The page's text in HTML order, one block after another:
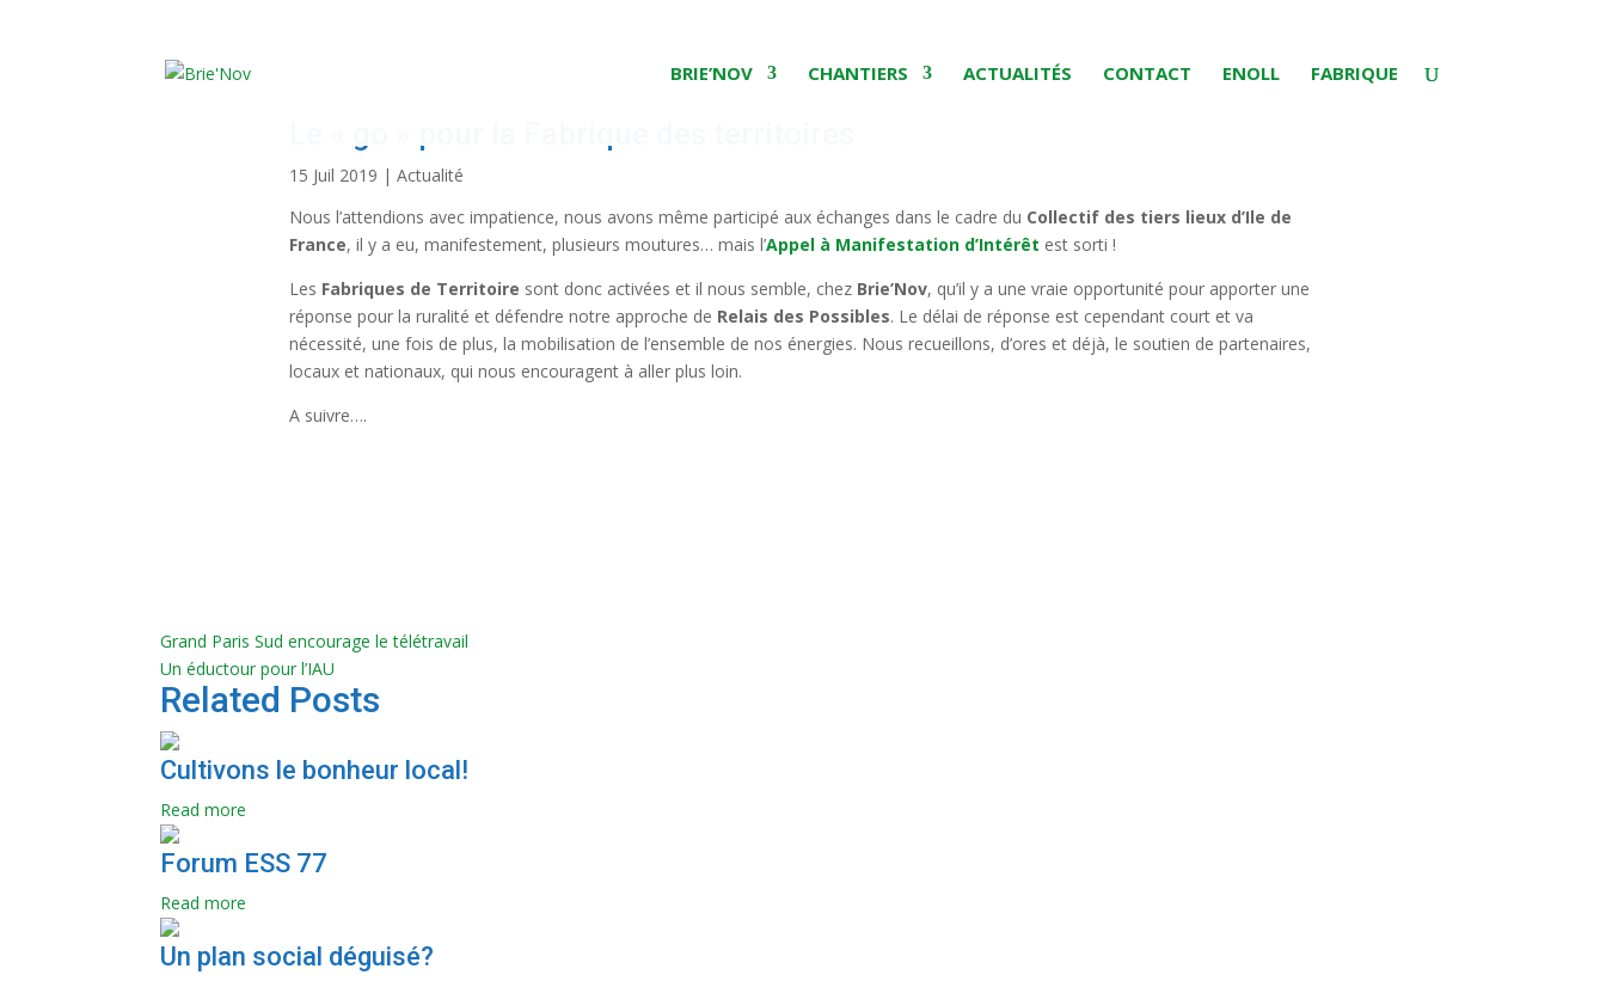
BRIE’NOV CHANTIERS ACTUALITÉS CONTACT ENOLL FABRIQUE
15 Juil 2019 | Actualité
Nous l’attendions avec impatience, nous avons même participé aux échanges dans le cadre du Collectif des tiers lieux d’Ile de
France, il y a eu, manifestement, plusieurs moutures… mais l’Appel à Manifestation d’Intérêt est sorti !
Les Fabriques de Territoire sont donc activées et il nous semble, chez Brie’Nov, qu’il y a une vraie opportunité pour apporter une
réponse pour la ruralité et défendre notre approche de Relais des Possibles. Le délai de réponse est cependant court et va
nécessité, une fois de plus, la mobilisation de l’ensemble de nos énergies. Nous recueillons, d’ores et déjà, le soutien de partenaires,
locaux et nationaux, qui nous encouragent à aller plus loin.
A suivre….
Grand Paris Sud encourage le télétravail
Un éductour pour l’IAU
Related Posts
Cultivons le bonheur local!
Read more
Forum ESS 77
Read more
Un plan social déguisé?